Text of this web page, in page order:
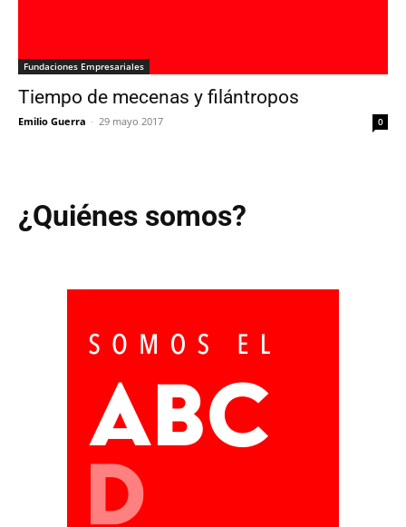
Fundaciones Empresariales
Tiempo de mecenas y filántropos
Emilio Guerra - 29 mayo 2017 0
¿Quiénes somos?